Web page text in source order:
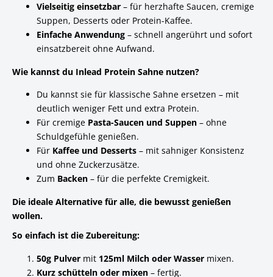
Vielseitig einsetzbar – für herzhafte Saucen, cremige
Suppen, Desserts oder Protein-Kaffee.
Einfache Anwendung – schnell angerührt und sofort
einsatzbereit ohne Aufwand.
Wie kannst du Inlead Protein Sahne nutzen?
Du kannst sie für klassische Sahne ersetzen – mit
deutlich weniger Fett und extra Protein.
Für cremige Pasta-Saucen und Suppen – ohne
Schuldgefühle genießen.
Für Kaffee und Desserts – mit sahniger Konsistenz
und ohne Zuckerzusätze.
Zum Backen – für die perfekte Cremigkeit.
Die ideale Alternative für alle, die bewusst genießen
wollen.
So einfach ist die Zubereitung:
50g Pulver mit 125ml Milch oder Wasser mixen.
Kurz schütteln oder mixen – fertig.